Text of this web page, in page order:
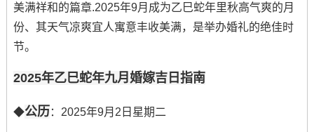
美满祥和的篇章.2025年9月成为乙巳蛇年里秋高气爽的月
份、其天气凉爽宜人寓意丰收美满，是举办婚礼的绝佳时
节。
2025年乙巳蛇年九月婚嫁吉日指南
◆公历 ：2025年9月2日星期二